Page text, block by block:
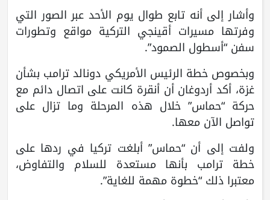
وأشار إلى أنه تابع طوال يوم الأحد عبر الصور التي
وفرتها مسيرات أقينجي التركية مواقع وتطورات
سفن “أسطول الصمود”.
وبخصوص خطة الرئيس الأمريكي دونالد ترامب بشأن
غزة، أكد أردوغان أن أنقرة كانت على اتصال دائم مع
حركة “حماس” خلال هذه المرحلة وما تزال على
تواصل الآن معها.
ولفت إلى أن “حماس” أبلغت تركيا في ردها على
خطة ترامب بأنها مستعدة للسلام والتفاوض،
معتبرا ذلك “خطوة مهمة للغاية”.